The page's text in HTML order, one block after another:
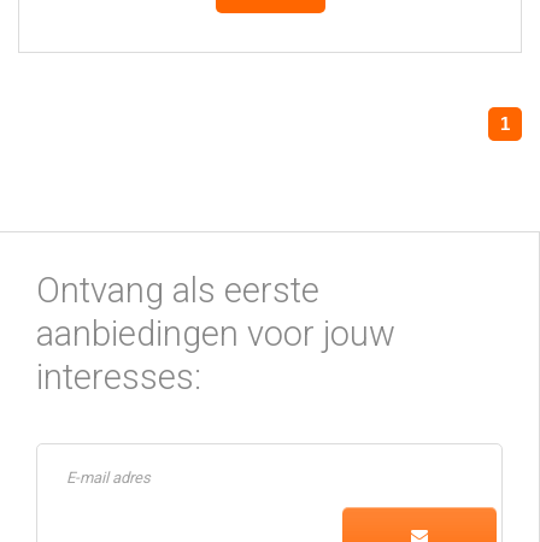
1
Ontvang als eerste
aanbiedingen voor jouw
interesses: